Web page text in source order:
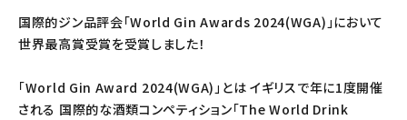
国際的ジン品評会「World Gin Awards 2024(WGA)」において
世界最高賞受賞を受賞しました！
「World Gin Award 2024(WGA)」とは イギリスで年に1度開催
される 国際的な酒類コンペティション「The World Drink